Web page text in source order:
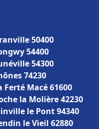
50400
54400
54300
74230
Macé 61600
la Molière 42230
le Pont 94340
le Vieil 62880